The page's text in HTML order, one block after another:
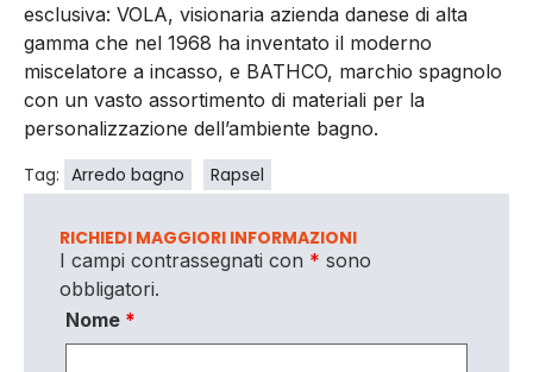
esclusiva: VOLA, visionaria azienda danese di alta
gamma che nel 1968 ha inventato il moderno
miscelatore a incasso, e BATHCO, marchio spagnolo
con un vasto assortimento di materiali per la
personalizzazione dell’ambiente bagno.
Tag: Arredo bagno Rapsel
RICHIEDI MAGGIORI INFORMAZIONI
I campi contrassegnati con * sono
obbligatori.
Nome *